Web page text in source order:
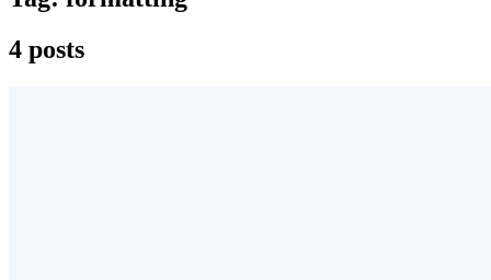
4 posts